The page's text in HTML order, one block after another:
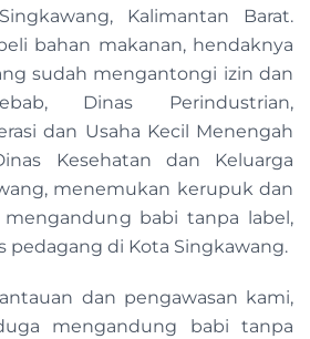
Kalimantan Barat.
bahan makanan, hendaknya
sudah mengantongi izin dan
Dinas Perindustrian,
dan Usaha Kecil Menengah
Kesehatan dan Keluarga
menemukan kerupuk dan
babi tanpa label,
pedagang di Kota Singkawang.
dan pengawasan kami,
mengandung babi tanpa